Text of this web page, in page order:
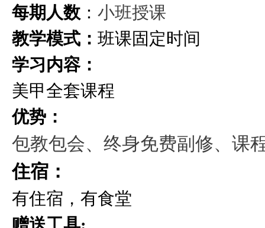
每期人数 ： 小班授课
教学模式： 班课固定时间
学习内容：
美甲全套课程
优势：
包教包会、终身免费副修、课
住宿：
有住宿，有食堂